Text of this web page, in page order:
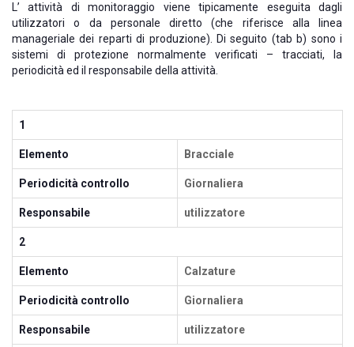
L’ attività di monitoraggio viene tipicamente eseguita dagli
utilizzatori o da personale diretto (che riferisce alla linea
manageriale dei reparti di produzione). Di seguito (tab b) sono i
sistemi di protezione normalmente verificati – tracciati, la
periodicità ed il responsabile della attività.
1
Elemento Bracciale
Periodicità controllo Giornaliera
Responsabile utilizzatore
2
Elemento Calzature
Periodicità controllo Giornaliera
Responsabile utilizzatore